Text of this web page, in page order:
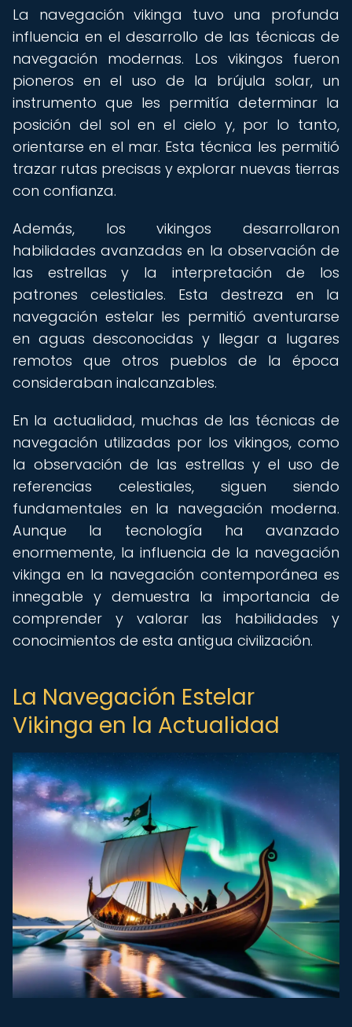
La navegación vikinga tuvo una profunda
influencia en el desarrollo de las técnicas de
navegación modernas. Los vikingos fueron
pioneros en el uso de la brújula solar, un
instrumento que les permitía determinar la
posición del sol en el cielo y, por lo tanto,
orientarse en el mar. Esta técnica les permitió
trazar rutas precisas y explorar nuevas tierras
con confianza.
Además, los vikingos desarrollaron
habilidades avanzadas en la observación de
las estrellas y la interpretación de los
patrones celestiales. Esta destreza en la
navegación estelar les permitió aventurarse
en aguas desconocidas y llegar a lugares
remotos que otros pueblos de la época
consideraban inalcanzables.
En la actualidad, muchas de las técnicas de
navegación utilizadas por los vikingos, como
la observación de las estrellas y el uso de
referencias celestiales, siguen siendo
fundamentales en la navegación moderna.
Aunque la tecnología ha avanzado
enormemente, la influencia de la navegación
vikinga en la navegación contemporánea es
innegable y demuestra la importancia de
comprender y valorar las habilidades y
conocimientos de esta antigua civilización.
La Navegación Estelar
Vikinga en la Actualidad